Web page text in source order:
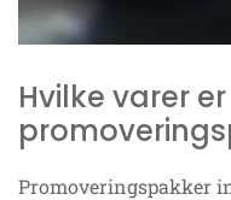
Hvilke varer
Promoveringspakker